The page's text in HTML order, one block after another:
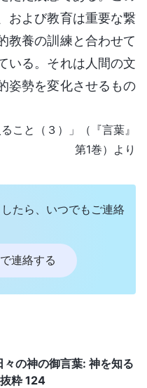
および教育は重要な繋
教養の訓練と合わせて
いる。それは人間の文
姿勢を変化させるもの
こと（３）」（『言葉』
第1巻）より
たら、いつでもご連絡
連絡する
々の神の御言葉: 神を知る
| 抜粋 124